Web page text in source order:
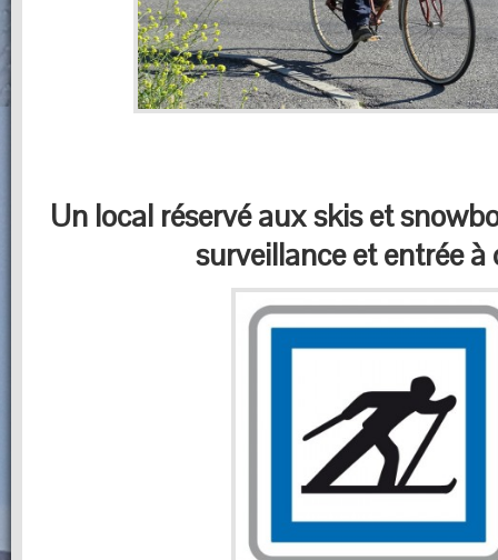
Un local réservé aux skis et
surveillance et entrée à